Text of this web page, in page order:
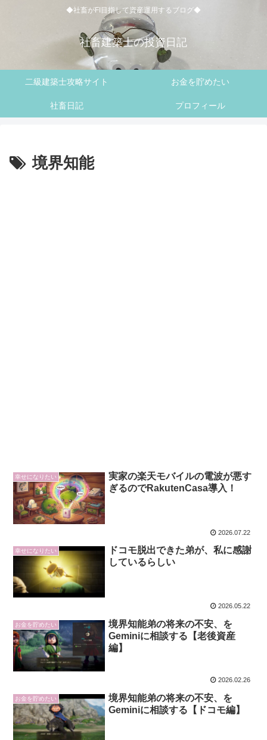
◆社畜がFI目指して資産運用するブログ◆
社畜建築士の投資日記
二級建築士攻略サイト お金を貯めたい
社畜日記 プロフィール
境界知能
幸せになりたい
実家の楽天モバイルの電波が悪す
ぎるのでRakutenCasa導入！
2026.07.22
幸せになりたい
ドコモ脱出できた弟が、私に感謝
しているらしい
2026.05.22
お金を貯めたい
境界知能弟の将来の不安、を
Geminiに相談する【老後資産
編】
2026.02.26
お金を貯めたい
境界知能弟の将来の不安、を
Geminiに相談する【ドコモ編】